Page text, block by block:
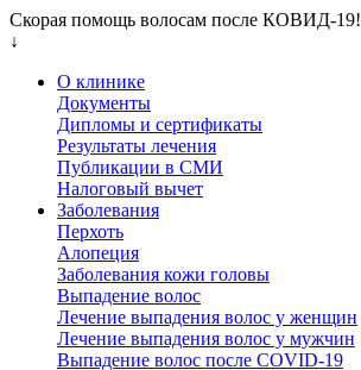
Скорая помощь волосам после КОВИД-19!
↓
О клинике
Документы
Дипломы и сертификаты
Результаты лечения
Публикации в СМИ
Налоговый вычет
Заболевания
Перхоть
Алопеция
Заболевания кожи головы
Выпадение волос
Лечение выпадения волос у женщин
Лечение выпадения волос у мужчин
Выпадение волос после COVID-19